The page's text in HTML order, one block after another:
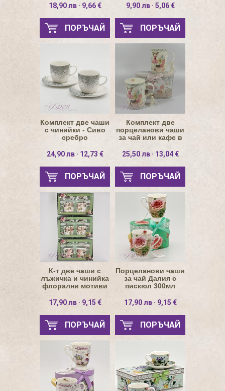
18,90 лв · 9,66 €
ПОРЪЧАЙ
9,90 лв · 5,06 €
ПОРЪЧАЙ
Комплект две чаши
с чинийки - Сиво
сребро
24,90 лв · 12,73 €
ПОРЪЧАЙ
Комплект две
порцеланови чаши
за чай или кафе в
25,50 лв · 13,04 €
ПОРЪЧАЙ
К-т две чаши с
лъжичка и чинийка
флорални мотиви
17,90 лв · 9,15 €
ПОРЪЧАЙ
Порцеланови чаши
за чай Далия с
пискюл 300мл
17,90 лв · 9,15 €
ПОРЪЧАЙ